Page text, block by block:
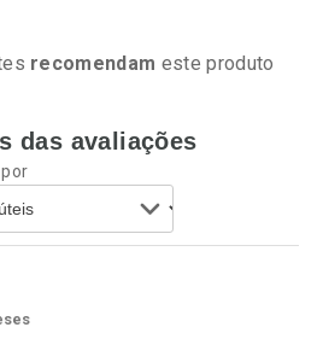
Ativar Desconto
Comprar sem Desconto
Por R$ 119,99/cada
recomendam este produto
das avaliações